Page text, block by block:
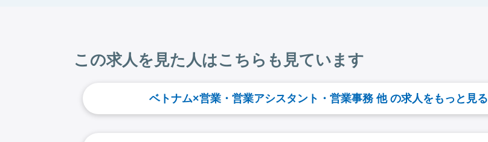
この求人を見た人はこちらも見ています
ベトナム×営業・営業アシスタント・営業事務 他 の求人をもっと見る